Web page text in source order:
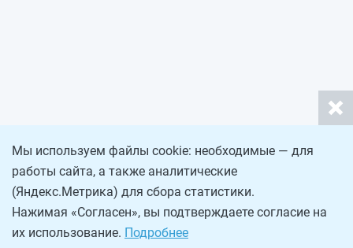
Мы используем файлы cookie: необходимые — для
работы сайта, а также аналитические
(Яндекс.Метрика) для сбора статистики.
Нажимая «Согласен», вы подтверждаете согласие на
их использование. Подробнее